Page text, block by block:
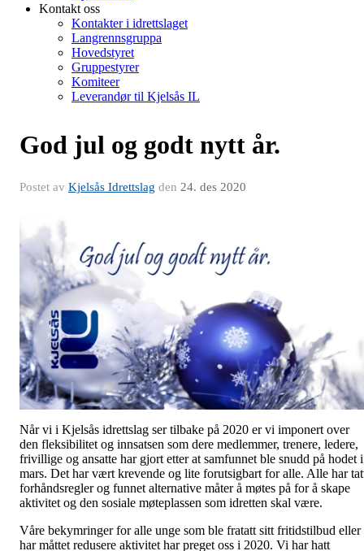
Kontakt oss
Kontakter i idrettslaget
Langrennsgruppa
Hovedstyret
Gruppestyrer
Komiteer
Leverandør til Kjelsås IL
God jul og godt nytt år.
Postet av Kjelsås Idrettslag den 24. des 2020
Når vi i Kjelsås idrettslag ser tilbake på 2020 er vi imponert over
den fleksibilitet og innsatsen som dere medlemmer, trenere, ledere,
frivillige og ansatte har gjort etter at samfunnet ble snudd på hodet i
mars. Det har vært krevende og lite forutsigbart for alle. Alle har
forhåndsregler og funnet alternative måter å møtes på for å skape
aktivitet og den sosiale møteplassen som idretten skal være.
Våre bekymringer for alle unge som ble fratatt sitt fritidstilbud eller
har måttet redusere aktivitet har preget oss i 2020. Vi har hatt